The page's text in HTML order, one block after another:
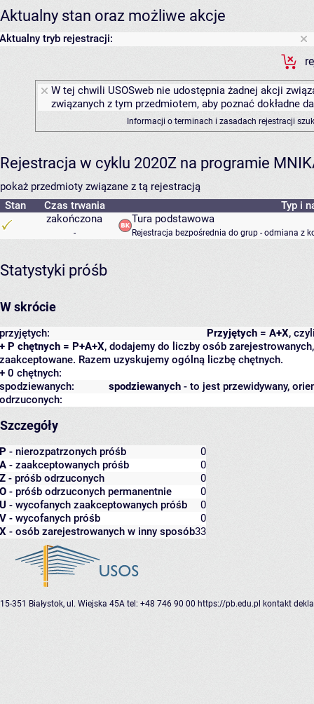
Aktualny stan oraz możliwe akcje
Aktualny tryb rejestracji:
W tej chwili USOSweb nie udostępnia żadnej akcji
związanych z tym przedmiotem, aby poznać dokładne
Informacji o terminach i zasadach rejestracji
Rejestracja w cyklu 2020Z na programie
pokaż przedmioty związane z tą rejestracją
Stan
Czas trwania
Typ i
zakończona
-
Tura podstawowa
Rejestracja bezpośrednia do grup - odmiana z
Statystyki próśb
W skrócie
Przyjętych = A+X,
przyjętych:
+ P chętnych = P+A+X, dodajemy do liczby osób
zaakceptowane. Razem uzyskujemy ogólną liczbę chętnych.
+ 0 chętnych:
spodziewanych - to jest przewidywany,
spodziewanych:
odrzuconych:
Szczegóły
P - nierozpatrzonych próśb
0
A - zaakceptowanych próśb
0
Z - próśb odrzuconych
0
O - próśb odrzuconych permanentnie
0
U - wycofanych zaakceptowanych próśb
0
V - wycofanych próśb
0
X - osób zarejestrowanych w inny sposób33
15-351 Białystok, ul. Wiejska 45A tel: +48 746 90 00 https://pb.edu.pl kontakt